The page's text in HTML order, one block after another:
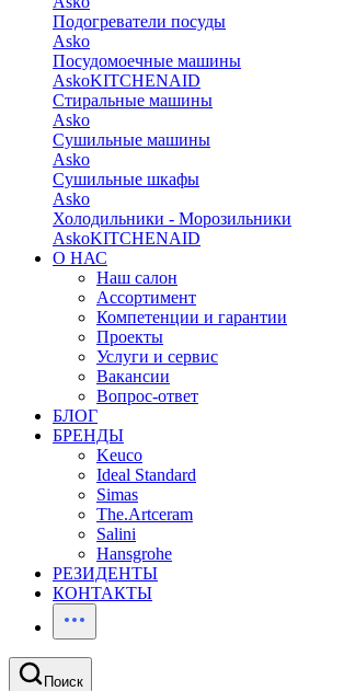
Подогреватели посуды
Asko
Посудомоечные машины
AskoKITCHENAID
Стиральные машины
Asko
Сушильные машины
Asko
Сушильные шкафы
Asko
Холодильники - Морозильники
AskoKITCHENAID
О НАС
Наш салон
Ассортимент
Компетенции и гарантии
Проекты
Услуги и сервис
Вакансии
Вопрос-ответ
БЛОГ
БРЕНДЫ
Keuco
Ideal Standard
Simas
The.Artceram
Salini
Hansgrohe
РЕЗИДЕНТЫ
КОНТАКТЫ
Поиск